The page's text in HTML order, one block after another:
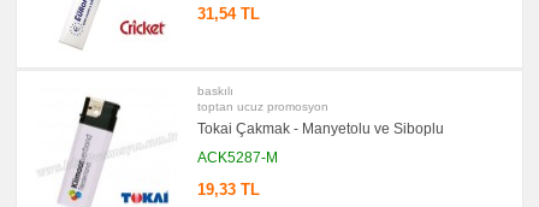
31,54 TL
baskılı
toptan ucuz promosyon
Tokai Çakmak - Manyetolu ve Siboplu
ACK5287-M
19,33 TL